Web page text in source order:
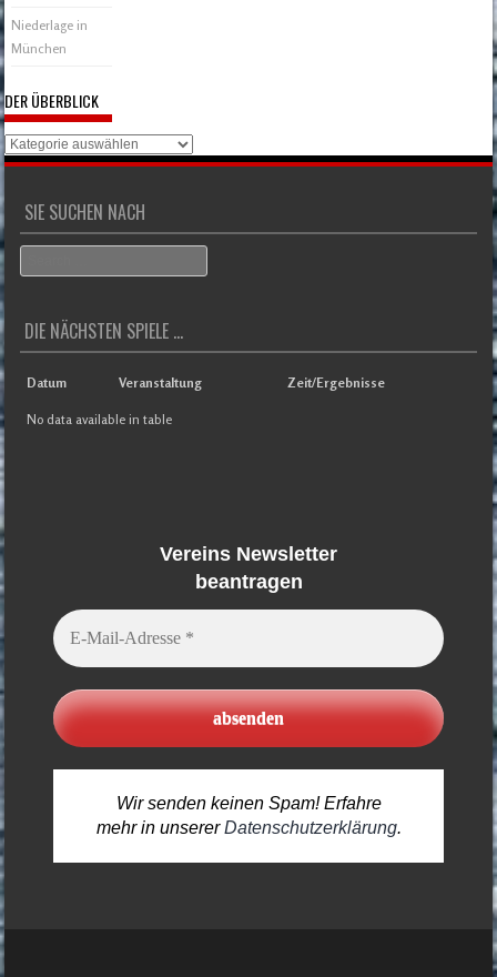
Niederlage in
München
DER ÜBERBLICK
Der
Überblick
SIE SUCHEN NACH
DIE NÄCHSTEN SPIELE ...
Datum Veranstaltung Zeit/Ergebnisse
No data available in table
Vereins Newsletter
beantragen
Wir senden keinen Spam! Erfahre
mehr in unsererDatenschutzerklärung.